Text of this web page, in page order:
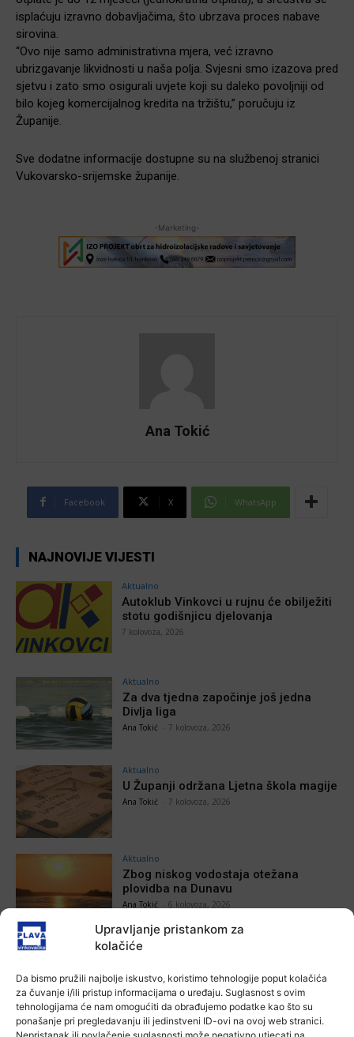
Upravljanje pristankom za
kolačiće
Da bismo pružili najbolje iskustvo, koristimo tehnologije poput kolačića
za čuvanje i/ili pristup informacijama o uređaju. Suglasnost s ovim
tehnologijama će nam omogućiti da obrađujemo podatke kao što su
ponašanje pri pregledavanju ili jedinstveni ID-ovi na ovoj web stranici.
Nepristanak ili povlačenje suglasnosti može negativno utjecati na
isplaćuju izravno dobavljačima, što ubrzava proces nabave
sirovina.
“Ovo nije samo administrativna mjera, već izravno
ubrizgavanje likvidnosti u naša polja. Svjesni smo izazova pred
sjetvu i zato smo osigurali uvjete koji su daleko povoljniji od
bilo kojeg komercijalnog kredita na tržištu,” poručuju iz
Županije.
Sve dodatne informacije dostupne su na službenoj stranici
Vukovarsko-srijemske županije.
-Marketing-
Ana Tokić
Facebook X WhatsApp
NAJNOVIJE VIJESTI
Aktualno
Autoklub Vinkovci u rujnu će obilježiti
stotu godišnjicu djelovanja
7 kolovoza, 2026
Aktualno
Za dva tjedna započinje još jedna
Divlja liga
Ana Tokić 7 kolovoza, 2026
Aktualno
U Županji održana Ljetna škola magije
Ana Tokić 7 kolovoza, 2026
Aktualno
Zbog niskog vodostaja otežana
plovidba na Dunavu
Ana Tokić 6 kolovoza, 2026
POVEZANE VIJESTI
Aktualno
Autoklub Vinkovci u rujnu će obilježiti